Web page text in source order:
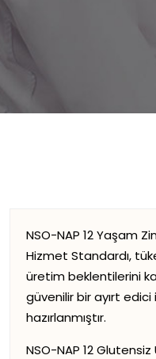
NSO-NAP 12 Yaşam
Hizmet Standardı,
üretim beklentilerini
güvenilir bir ayırt
hazırlanmıştır.
NSO-NAP 12